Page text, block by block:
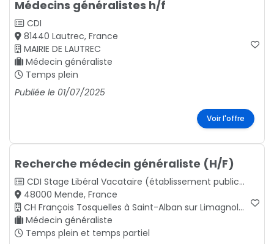
Médecins généralistes h/f
CDI
81440 Lautrec, France
MAIRIE DE LAUTREC
Médecin généraliste
Temps plein
Publiée le 01/07/2025
Voir l'offre
Recherche médecin généraliste (H/F)
CDI Stage Libéral Vacataire (établissement public) CDD
48000 Mende, France
CH François Tosquelles à Saint-Alban sur Limagnole Lozère Occitanie
Médecin généraliste
Temps plein et temps partiel